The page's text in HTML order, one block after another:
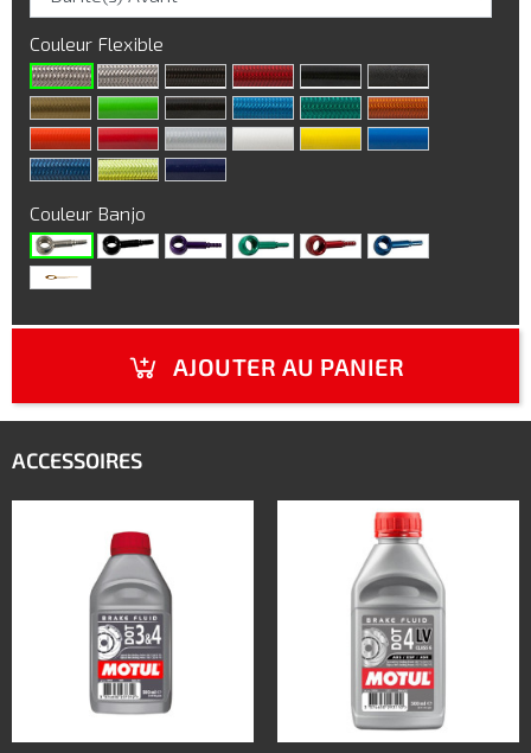
Couleur Flexible
Couleur Banjo
AJOUTER AU PANIER
ACCESSOIRES